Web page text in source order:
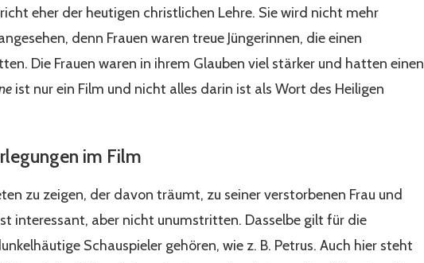
eher der heutigen christlichen Lehre. Sie wird nicht mehr
denn Frauen waren treue Jüngerinnen, die einen
Die Frauen waren in ihrem Glauben viel stärker und hatten einen
ist nur ein Film und nicht alles darin ist als Wort des Heiligen
im Film
zu zeigen, der davon träumt, zu seiner verstorbenen Frau und
interessant, aber nicht unumstritten. Dasselbe gilt für die
Schauspieler gehören, wie z. B. Petrus. Auch hier steht